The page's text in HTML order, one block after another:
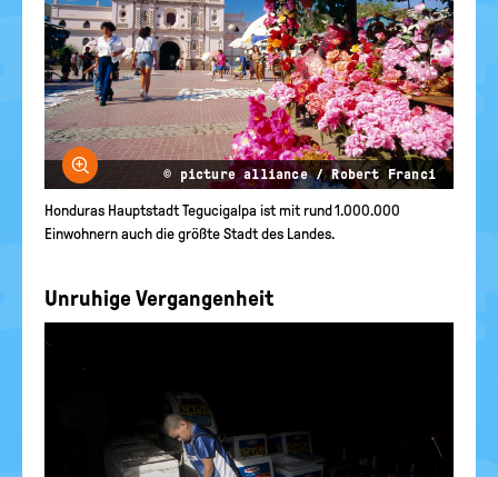
Bild vergrößern
© picture alliance / Robert Franci
Honduras Hauptstadt Tegucigalpa ist mit rund 1.000.000
Einwohnern auch die größte Stadt des Landes.
Unruhige Vergangenheit